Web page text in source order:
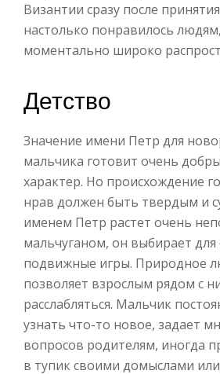
Византии сразу после
настолько понравилось
моментально широко
Детство
Значение имени Петр для
мальчика готовит очень
характер. Но происхождение
нрав должен быть твердым и
именем Петр растет очень
мальчуганом, он выбирает для
подвижные игры. Природное
позволяет взрослым рядом с
расслабляться. Мальчик
узнать что-то новое, задает
вопросов родителям, иногда
в тупик своими домыслами